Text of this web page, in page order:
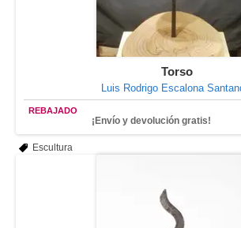
Torso
Luis Rodrigo Escalona
REBAJADO
¡Envío y devolución gratis!
Escultura